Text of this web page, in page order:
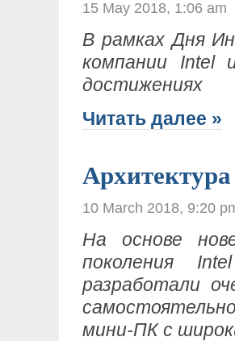
15 May 2018, 1:06 am
В рамках Дня
компании Intel
достижениях
Читать далее »
10 March 2018, 9:20
На основе
поколения
разработали
мини-ПК с